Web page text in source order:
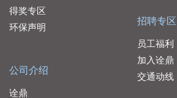
得奖专区
环保声明
公司介绍
诠鼎
招聘专区
员工福利
加入诠鼎
交通动线